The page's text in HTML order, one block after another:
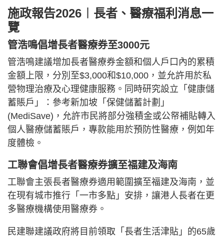
施政報告2026︱長者、醫療福利消息一
覽
管浩鳴倡增長者醫療券至3000元
管浩鳴建議增加長者醫療券金額和個人戶口內的累積
金額上限，分別至$3,000和$10,000，並允許用於私
營物理治療及心理健康服務。同時研究設立「健康儲
蓄賬戶」：參考新加坡「保健儲蓄計劃」
(MediSave)，允許市民將部分強積金或公帑補貼轉入
個人醫療儲蓄賬戶，專款能用於預防性醫療，例如年
度體檢。
工聯會倡增長者醫療券擴至福建及海南
工聯會主張長者醫療券適用範圍擴至福建及海南，並
在現有城市推行「一市多點」安排，讓港人長者在更
多醫療機構使用醫療券。
民建聯建議政府將目前領取「長者生活津貼」的65歲